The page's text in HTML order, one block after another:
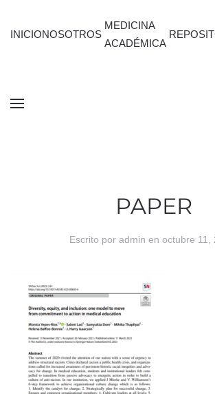
INICIONOSOTROS
MEDICINA
ACADÉMICA
PAPER
Escrito por admin en octubre 11,